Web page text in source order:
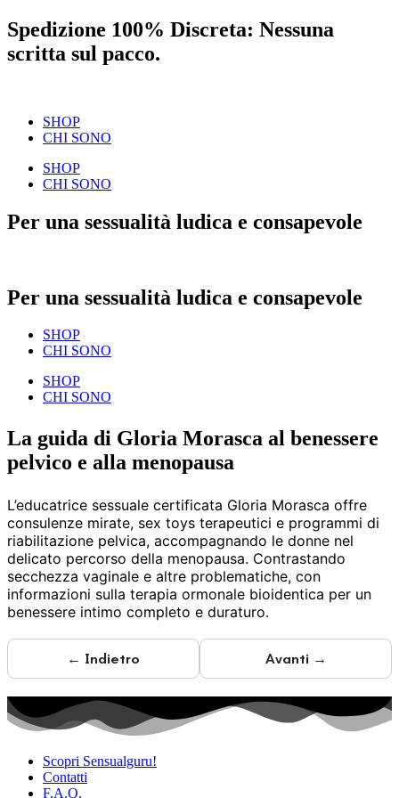
Spedizione 100% Discreta: Nessuna
scritta sul pacco.
SHOP
CHI SONO
SHOP
CHI SONO
Per una sessualità ludica e consapevole
Per una sessualità ludica e consapevole
SHOP
CHI SONO
SHOP
CHI SONO
La guida di Gloria Morasca al benessere
pelvico e alla menopausa
L’educatrice sessuale certificata Gloria Morasca offre
consulenze mirate, sex toys terapeutici e programmi di
riabilitazione pelvica, accompagnando le donne nel
delicato percorso della menopausa. Contrastando
secchezza vaginale e altre problematiche, con
informazioni sulla terapia ormonale bioidentica per un
benessere intimo completo e duraturo.
← Indietro Avanti →
Scopri Sensualguru!
Contatti
F.A.Q.